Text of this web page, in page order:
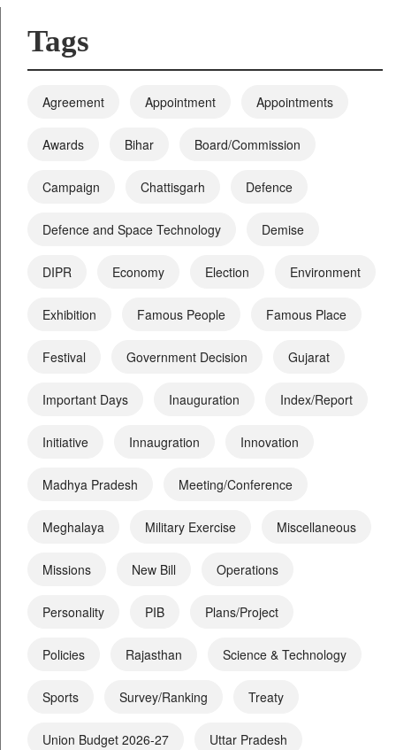
Tags
Agreement Appointment Appointments
Awards Bihar Board/Commission
Campaign Chattisgarh Defence
Defence and Space Technology Demise
DIPR Economy Election Environment
Exhibition Famous People Famous Place
Festival Government Decision Gujarat
Important Days Inauguration Index/Report
Initiative Innaugration Innovation
Madhya Pradesh Meeting/Conference
Meghalaya Military Exercise Miscellaneous
Missions New Bill Operations
Personality PIB Plans/Project
Policies Rajasthan Science & Technology
Sports Survey/Ranking Treaty
Union Budget 2026-27 Uttar Pradesh